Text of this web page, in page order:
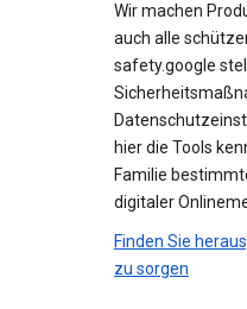
Wir machen
auch alle
safety.google
hier die Tools
Familie
digitaler
Finden Sie
zu sorgen